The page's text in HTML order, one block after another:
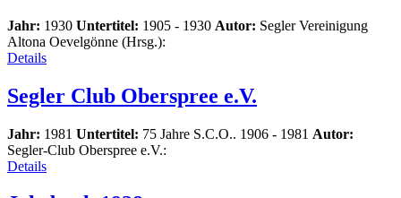
Jahr: 1930 Untertitel: 1905 - 1930 Autor: Segler Vereinigung
Altona Oevelgönne (Hrsg.):
Details
Segler Club Oberspree e.V.
Jahr: 1981 Untertitel: 75 Jahre S.C.O.. 1906 - 1981 Autor:
Segler-Club Oberspree e.V.:
Details